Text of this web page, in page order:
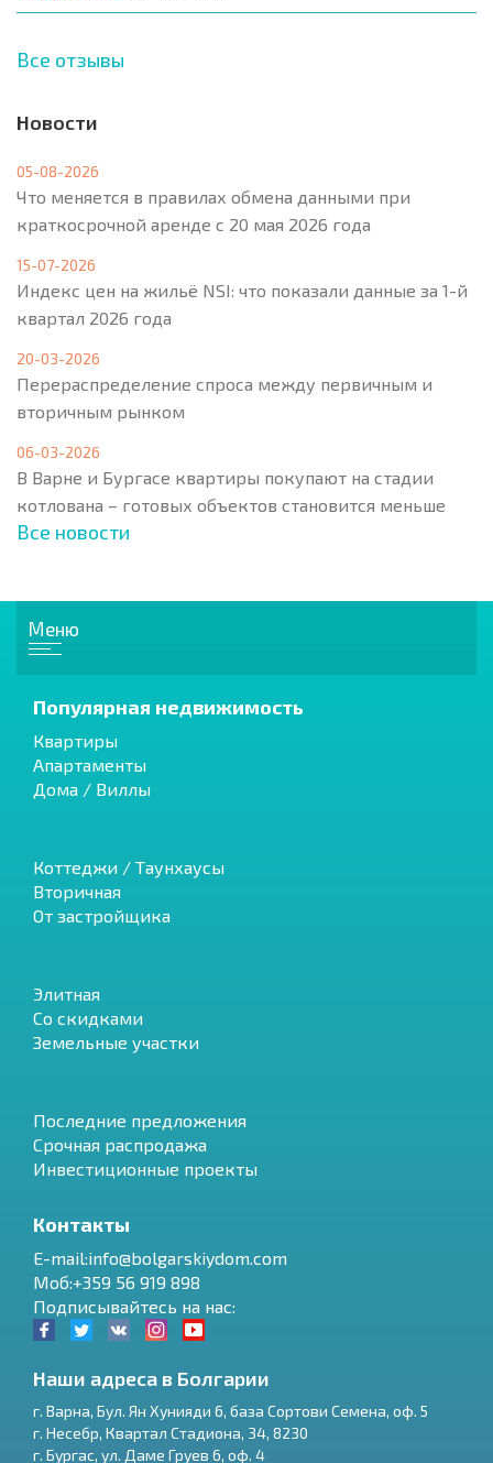
Все отзывы
Новости
05-08-2026
Что меняется в правилах обмена данными при
краткосрочной аренде с 20 мая 2026 года
15-07-2026
Индекс цен на жильё NSI: что показали данные за 1-й
квартал 2026 года
20-03-2026
Перераспределение спроса между первичным и
вторичным рынком
06-03-2026
В Варне и Бургасе квартиры покупают на стадии
котлована – готовых объектов становится меньше
Все новости
Меню
Популярная недвижимость
Квартиры
Апартаменты
Дома / Виллы
Коттеджи / Таунхаусы
Вторичная
От застройщика
Элитная
Со скидками
Земельные участки
Последние предложения
Срочная распродажа
Инвестиционные проекты
Контакты
E-mail:info@bolgarskiydom.com
Моб:+359 56 919 898
Подписывайтесь на нас:
Наши адреса в Болгарии
г. Варна, Бул. Ян Хунияди 6, база Сортови Семена, оф. 5
г. Несебр, Квартал Стадиона, 34, 8230
г. Бургас, ул. Даме Груев 6, оф. 4